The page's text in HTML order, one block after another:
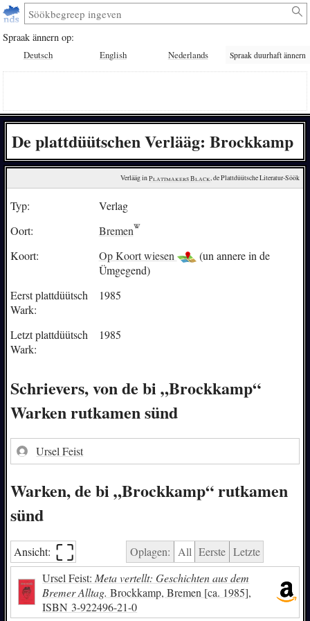
Spraak ännern op:
Deutsch English Nederlands Spraak duurhaft ännern
De plattdüütschen Verlääg: Brockkamp
Verlääg in Plattmakers Black, de Plattdüütsche Literatur-Söök
Typ:
Verlag
Oort:
Bremen
Koort:
Op Koort wiesen
(un annere in de
Ümgegend)
Eerst plattdüütsch
Wark:
1985
Letzt plattdüütsch
Wark:
1985
Schrievers, von de bi „Brockkamp“
Warken rutkamen sünd
Ursel Feist
Warken, de bi „Brockkamp“ rutkamen
sünd
Ansicht: ⛶︎ Oplagen: All Eerste Letzte
Ursel Feist: Meta vertellt: Geschichten aus dem
Bremer Alltag. Brockkamp, Bremen [ca. 1985],
ISBN 3-922496-21-0